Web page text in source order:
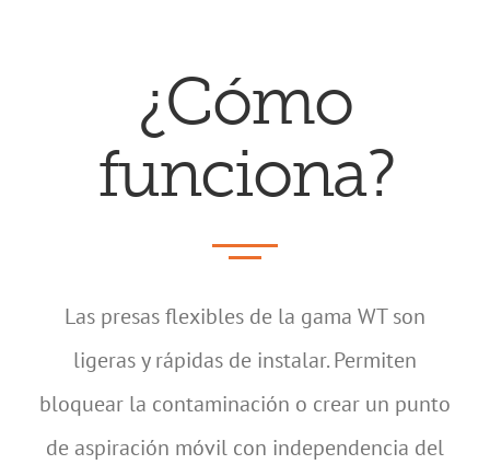
¿Cómo
funciona?
Las presas flexibles de la gama WT son
ligeras y rápidas de instalar. Permiten
bloquear la contaminación o crear un punto
de aspiración móvil con independencia del